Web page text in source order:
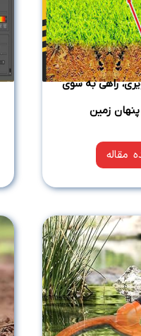
راهی به سوی
زمین
مقاله